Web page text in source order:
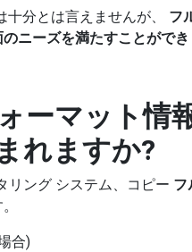
十分とは言えませんが、
フ
ニーズを満たすことができ
ーマット情
れますか?
リング システム、コピー フ
合)